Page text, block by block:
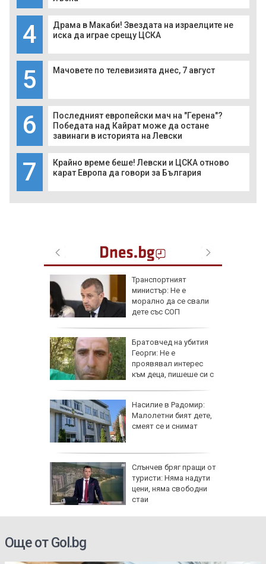
4
Драма в Макаби! Звездата на израелците не
иска да играе срещу ЦСКА
5 Мачовете по телевизията днес, 7 август
6
Последният европейски мач на "Герена"?
Победата над Кайрат може да остане
завинаги в историята на Левски
7
Крайно време беше! Левски и ЦСКА отново
карат Европа да говори за България
Транспортният
министър: Не е
морално да се свали
дете със СОП
Братовчед на убития
Георги: Не е
проявявал интерес
към деца, пишеше си с
Насилие в Радомир:
Малолетни бият дете,
смеят се и снимат
Слънчев бряг пращи от
туристи: Няма надути
цени, няма свободни
стаи
Още от Gol.bg